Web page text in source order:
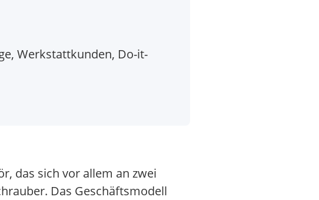
Werkstattkunden, Do-it-
das sich vor allem an zwei
Das Geschäftsmodell